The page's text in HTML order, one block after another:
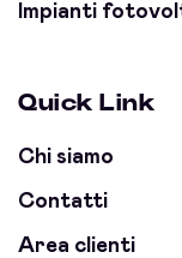
Impianti
Quick Link
Chi siamo
Contatti
Area clienti